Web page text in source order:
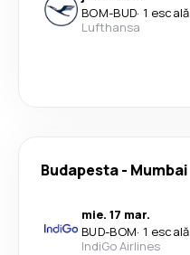
BOM-BUD· 1 escală
Lufthansa
Budapesta- Mumbai
mie. 17 mar.
BUD-BOM· 1 escală
IndiGo Airlines